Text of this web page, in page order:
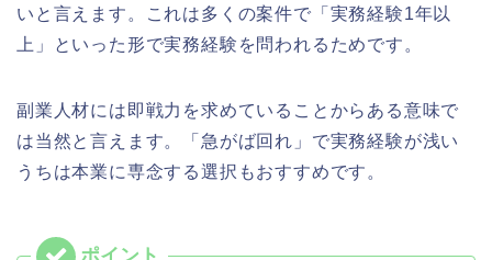
いと言えます。これは多くの案件で「実務経験1年以
上」といった形で実務経験を問われるためです。
副業人材には即戦力を求めていることからある意味で
は当然と言えます。「急がば回れ」で実務経験が浅い
うちは本業に専念する選択もおすすめです。